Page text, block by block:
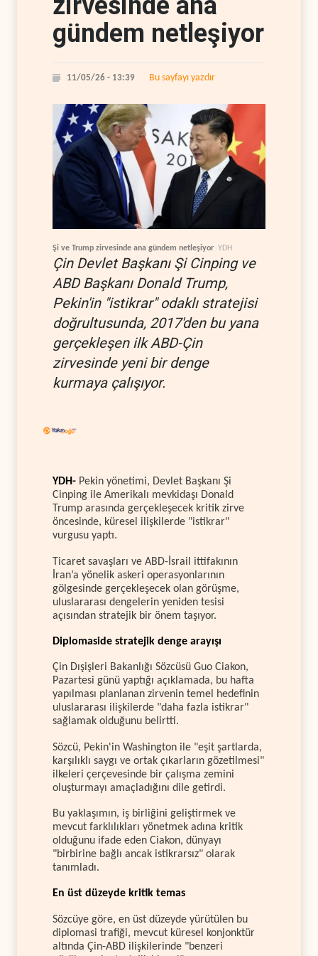
gündem netleşiyor
11/05/26 - 13:39 Bu sayfayı yazdır
Şi ve Trump zirvesinde ana gündem netleşiyor YDH
Çin Devlet Başkanı Şi Cinping ve
ABD Başkanı Donald Trump,
Pekin'in "istikrar" odaklı stratejisi
doğrultusunda, 2017'den bu yana
gerçekleşen ilk ABD-Çin
zirvesinde yeni bir denge
kurmaya çalışıyor.
YDH- Pekin yönetimi, Devlet Başkanı Şi
Cinping ile Amerikalı mevkidaşı Donald
Trump arasında gerçekleşecek kritik zirve
öncesinde, küresel ilişkilerde "istikrar"
vurgusu yaptı.
Ticaret savaşları ve ABD-İsrail ittifakının
İran’a yönelik askeri operasyonlarının
gölgesinde gerçekleşecek olan görüşme,
uluslararası dengelerin yeniden tesisi
açısından stratejik bir önem taşıyor.
Diplomaside stratejik denge arayışı
Çin Dışişleri Bakanlığı Sözcüsü Guo Ciakon,
Pazartesi günü yaptığı açıklamada, bu hafta
yapılması planlanan zirvenin temel hedefinin
uluslararası ilişkilerde "daha fazla istikrar"
sağlamak olduğunu belirtti.
Sözcü, Pekin'in Washington ile "eşit şartlarda,
karşılıklı saygı ve ortak çıkarların gözetilmesi"
ilkeleri çerçevesinde bir çalışma zemini
oluşturmayı amaçladığını dile getirdi.
Bu yaklaşımın, iş birliğini geliştirmek ve
mevcut farklılıkları yönetmek adına kritik
olduğunu ifade eden Ciakon, dünyayı
"birbirine bağlı ancak istikrarsız" olarak
tanımladı.
En üst düzeyde kritik temas
Sözcüye göre, en üst düzeyde yürütülen bu
diplomasi trafiği, mevcut küresel konjonktür
altında Çin-ABD ilişkilerinde "benzeri